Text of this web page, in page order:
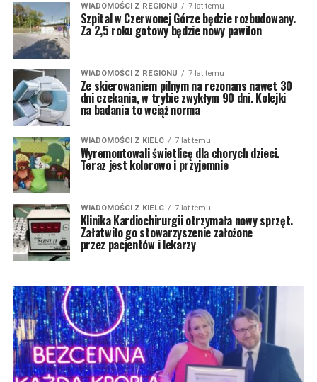
WIADOMOŚCI Z REGIONU 7 lat temu
Szpital w Czerwonej Górze będzie rozbudowany.
Za 2,5 roku gotowy będzie nowy pawilon
WIADOMOŚCI Z REGIONU 7 lat temu
Ze skierowaniem pilnym na rezonans nawet 30
dni czekania, w trybie zwykłym 90 dni. Kolejki
na badania to wciąż norma
WIADOMOŚCI Z KIELC 7 lat temu
Wyremontowali świetlicę dla chorych dzieci.
Teraz jest kolorowo i przyjemnie
WIADOMOŚCI Z KIELC 7 lat temu
Klinika Kardiochirurgii otrzymała nowy sprzęt.
Załatwiło go stowarzyszenie założone
przez pacjentów i lekarzy